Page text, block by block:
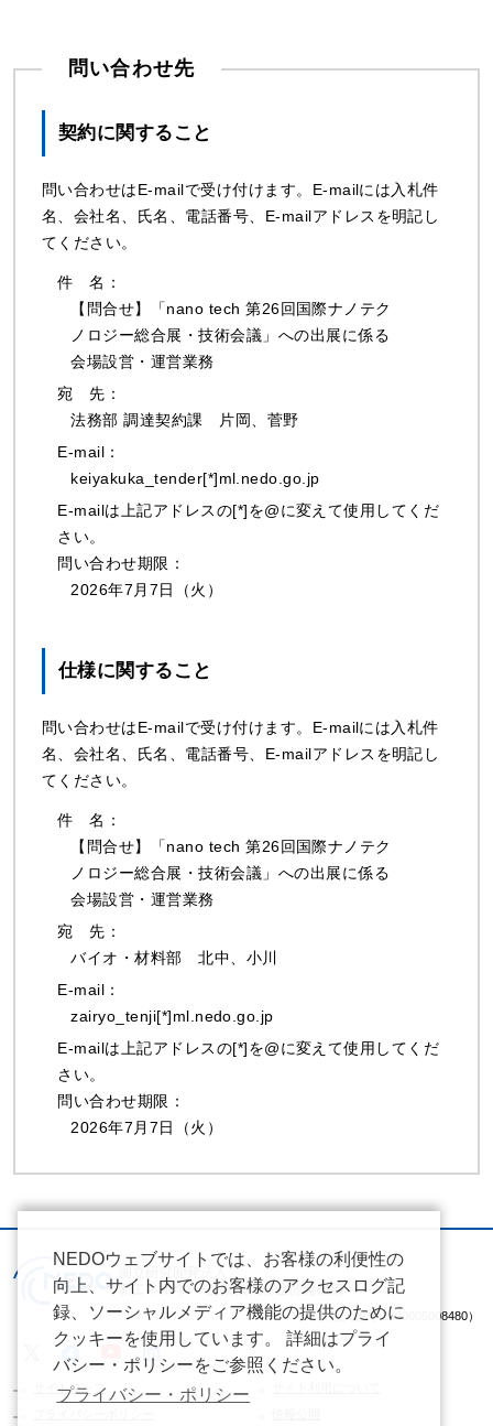
問い合わせ先
契約に関すること
問い合わせはE-mailで受け付けます。E-mailには⼊札件
名、会社名、⽒名、電話番号、E-mailアドレスを明記し
てください。
件
名：
【問合せ】「nano tech 第26回国際ナノテク
ノロジー総合展・技術会議」への出展に係る
会場設営・運営業務
宛
先：
法務部 調達契約課 ⽚岡、菅野
E-mail：
keiyakuka_tender[*]ml.nedo.go.jp
E-mailは上記アドレスの[*]を@に変えて使用してくだ
さい。
問い合わせ期限：
2026年7月7⽇（火）
仕様に関すること
問い合わせはE-mailで受け付けます。E-mailには⼊札件
名、会社名、⽒名、電話番号、E-mailアドレスを明記し
てください。
件
名：
【問合せ】「nano tech 第26回国際ナノテク
ノロジー総合展・技術会議」への出展に係る
会場設営・運営業務
宛
先：
バイオ・材料部 北中、⼩川
E-mail：
zairyo_tenji[*]ml.nedo.go.jp
E-mailは上記アドレスの[*]を@に変えて使用してくだ
さい。
問い合わせ期限：
2026年7⽉7⽇（火）
（法人番号 2020005008480）
サイトマップ
NEDOウェブサイトでは、お客様の利便性の
向上、サイト内でのお客様のアクセスログ記
録、ソーシャルメディア機能の提供のために
クッキーを使用しています。 詳細はプライ
バシー・ポリシーをご参照ください。
プライバシー・ポリシー